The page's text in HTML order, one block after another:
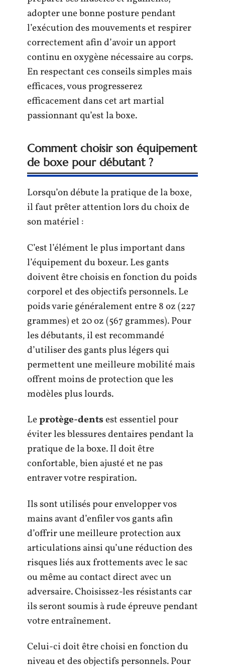
adopter une bonne posture pendant
l’exécution des mouvements et respirer
correctement afin d’avoir un apport
continu en oxygène nécessaire au corps.
En respectant ces conseils simples mais
efficaces, vous progresserez
efficacement dans cet art martial
passionnant qu’est la boxe.
Comment choisir son équipement
de boxe pour débutant ?
Lorsqu’on débute la pratique de la boxe,
il faut prêter attention lors du choix de
son matériel :
C’est l’élément le plus important dans
l’équipement du boxeur. Les gants
doivent être choisis en fonction du poids
corporel et des objectifs personnels. Le
poids varie généralement entre 8 oz (227
grammes) et 20 oz (567 grammes). Pour
les débutants, il est recommandé
d’utiliser des gants plus légers qui
permettent une meilleure mobilité mais
offrent moins de protection que les
modèles plus lourds.
Leprotège-dentsest essentiel pour
éviter les blessures dentaires pendant la
pratique de la boxe. Il doit être
confortable, bien ajusté et ne pas
entraver votre respiration.
Ils sont utilisés pour envelopper vos
mains avant d’enfiler vos gants afin
d’offrir une meilleure protection aux
articulations ainsi qu’une réduction des
risques liés aux frottements avec le sac
ou même au contact direct avec un
adversaire. Choisissez-les résistants car
ils seront soumis à rude épreuve pendant
votre entraînement.
Celui-ci doit être choisi en fonction du
niveau et des objectifs personnels. Pour